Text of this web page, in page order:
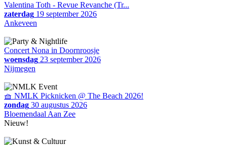
Valentina Toth - Revue Revanche (Tr...
zaterdag 19 september 2026
Ankeveen
Concert Nona in Doornroosje
woensdag 23 september 2026
Nijmegen
🧺 NMLK Picknicken @ The Beach 2026!
zondag 30 augustus 2026
Bloemendaal Aan Zee
Nieuw!